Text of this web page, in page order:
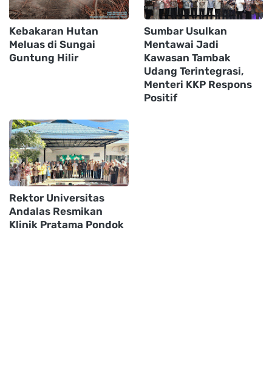
Kebakaran Hutan
Meluas di Sungai
Guntung Hilir
Sumbar Usulkan
Mentawai Jadi
Kawasan Tambak
Udang Terintegrasi,
Menteri KKP Respons
Positif
Rektor Universitas
Andalas Resmikan
Klinik Pratama Pondok